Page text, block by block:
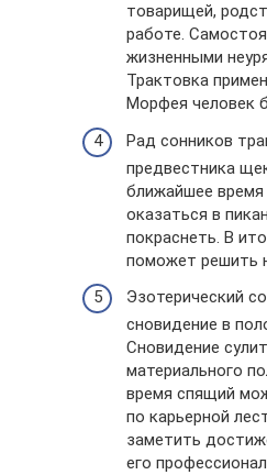
товарищей,
работе.
жизненными
Трактовка
Морфея человек
Рад сонников
предвестника
ближайшее время
оказаться в
покраснеть. В
поможет решить
Эзотерический
сновидение в
Сновидение
материального
время спящий
по карьерной
заметить
его